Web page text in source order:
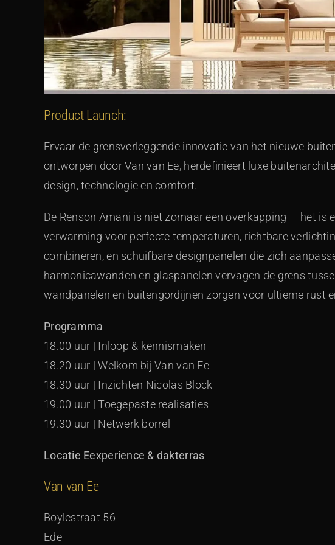
Product Launch:
Ervaar de grensverleggende innovatie van het nieuwe
ontworpen door Van van Ee, herdefinieert luxe
design, technologie en comfort.
De Renson Amani is niet zomaar een overkapping — het is
verwarming voor perfecte temperaturen, richtbare
combineren, en schuifbare designpanelen die zich
harmonicawanden en glaspanelen vervagen de grens
wandpanelen en buitengordijnen zorgen voor ultieme rust
Programma
18.00 uur | Inloop & kennismaken
18.20 uur | Welkom bij Van van Ee
18.30 uur | Inzichten Nicolas Block
19.00 uur | Toegepaste realisaties
19.30 uur | Netwerk borrel
Locatie Eexperience & dakterras
Van van Ee
Boylestraat 56
Ede